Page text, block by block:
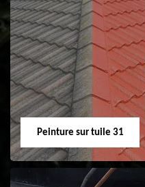
Nettoyage et
ravalement de
façade 31
Peinture sur tuile 31